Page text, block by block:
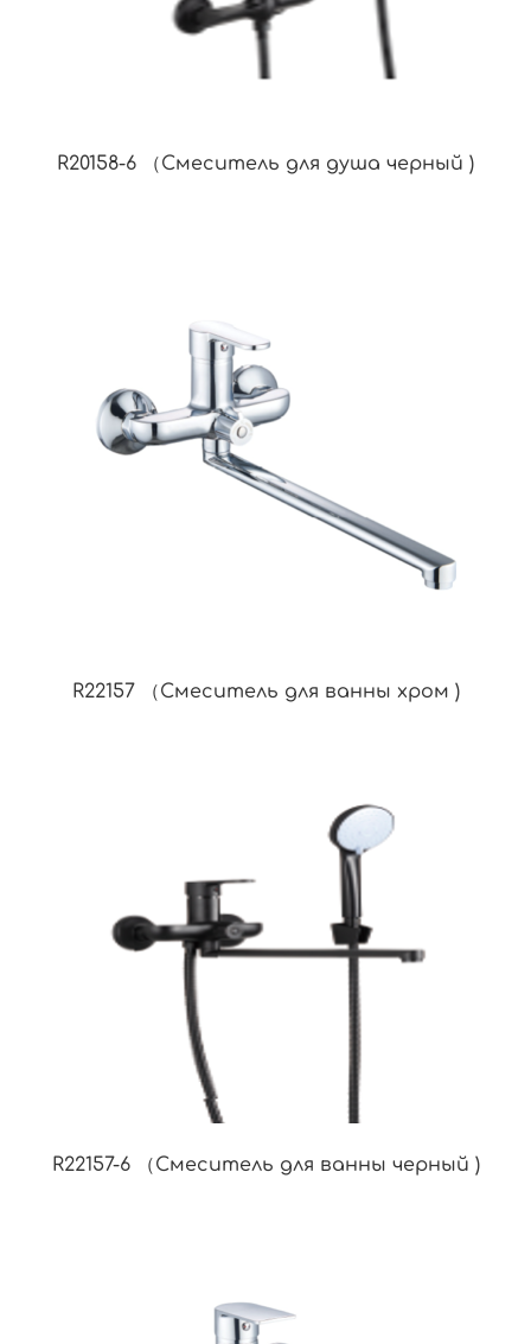
R20158-6 （Смеситель для душа черный )
R22157 （Смеситель для ванны хром )
R22157-6 （Смеситель для ванны черный )